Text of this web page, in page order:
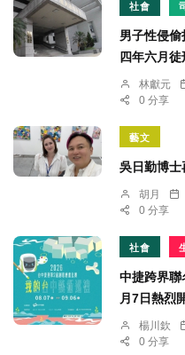
社會
男子性侵
四年六月徒
林獻元
0 分享
藝文
吳日勤博士
胡月
0 分享
社會
中捷跨界
月7日熱烈
楊川欽
0 分享